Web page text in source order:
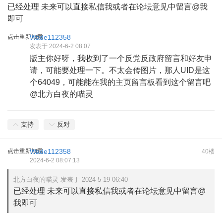
已经处理 未来可以直接私信我或者在论坛意见中留言@我
即可
点击重新加载Wade112358
发表于 2024-6-2 08:07
版主你好呀，我收到了一个反党反政府留言和好友申
请，可能要处理一下。不太会传图片，那人UID是这
个64049，可能能在我的主页留言板看到这个留言吧
@北方白夜的喵灵
支持 反对
点击重新加载 40楼
Wade112358
2024-6-2 08:07:13
北方白夜的喵灵 发表于 2024-5-19 06:40
已经处理 未来可以直接私信我或者在论坛意见中留言@
我即可